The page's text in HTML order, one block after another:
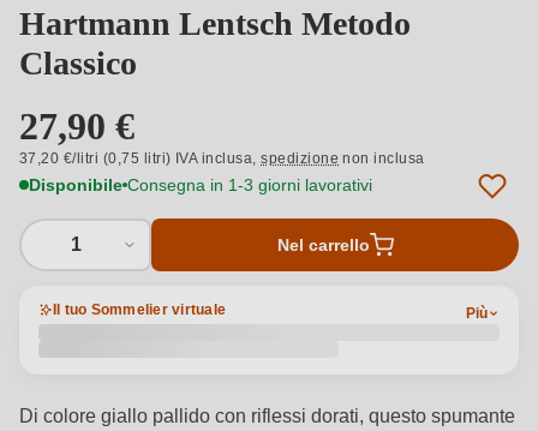
Hartmann Lentsch Metodo
Classico
27,90 €
37,20 €/litri (0,75 litri) IVA inclusa,spedizione non inclusa
Disponibile Consegna in 1-3 giorni lavorativi
1 Nel carrello
Il tuo Sommelier virtuale Più
Di colore giallo pallido con riflessi dorati, questo spumante